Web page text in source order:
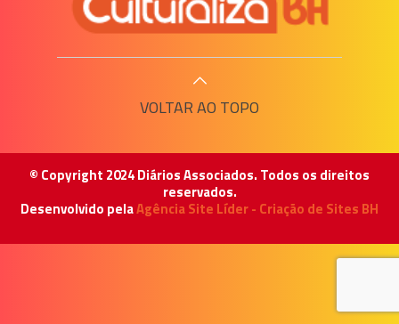
VOLTAR AO TOPO
© Copyright 2024 Diários Associados. Todos os direitos
reservados.
Desenvolvido pelaAgência Site Líder - Criação de Sites BH